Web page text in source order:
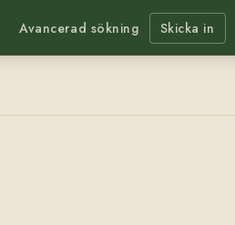
Avancerad sökning Skicka in